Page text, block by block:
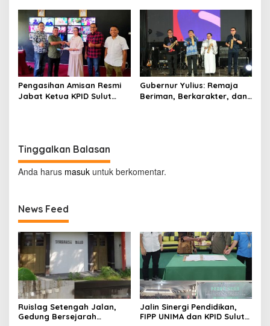
Rakerda di Amurang
Kuda Seri II Piala Presiden
di Tompaso
Pengasihan Amisan Resmi
Jabat Ketua KPID Sulut
Gubernur Yulius: Remaja
Beriman, Berkarakter, dan
Tinggalkan Balasan
Anda harus masuk untuk berkomentar.
News Feed
Ruislag Setengah Jalan,
Gedung Bersejarah
Jalin Sinergi Pendidikan,
FIPP UNIMA dan KPID Sulut